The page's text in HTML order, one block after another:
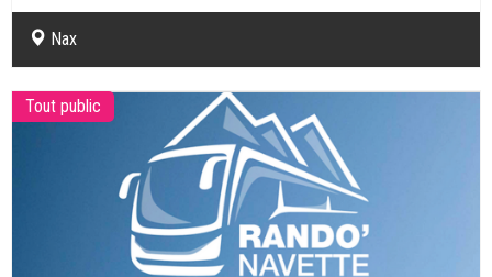
Nax
Tout public